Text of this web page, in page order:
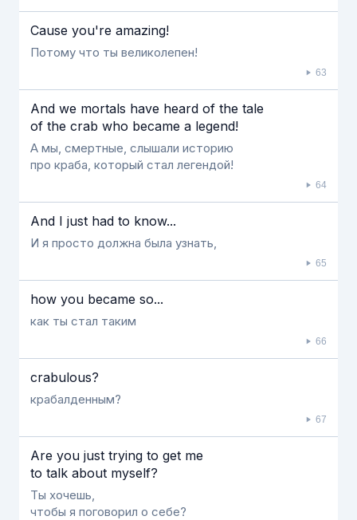
Cause you're amazing!
Потому что ты великолепен!
63
And we mortals have heard of the tale
of the crab who became a legend!
А мы, смертные, слышали историю
про краба, который стал легендой!
64
And I just had to know...
И я просто должна была узнать,
65
how you became so...
как ты стал таким
66
crabulous?
крабалденным?
67
Are you just trying to get me
to talk about myself?
Ты хочешь,
чтобы я поговорил о себе?